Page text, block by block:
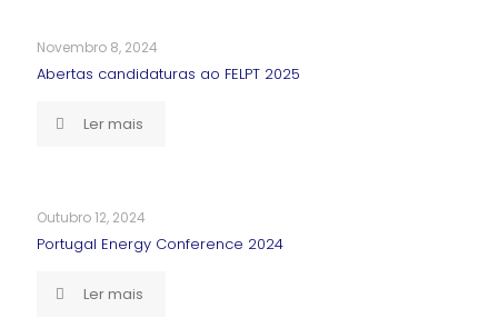
Novembro 8, 2024
Abertas candidaturas ao FELPT 2025
Ler mais
Outubro 12, 2024
Portugal Energy Conference 2024
Ler mais